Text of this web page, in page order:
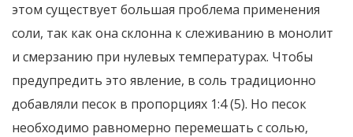
этом существует большая проблема применения
соли, так как она склонна к слеживанию в монолит
и смерзанию при нулевых температурах. Чтобы
предупредить это явление, в соль традиционно
добавляли песок в пропорциях 1:4 (5). Но песок
необходимо равномерно перемешать с солью,